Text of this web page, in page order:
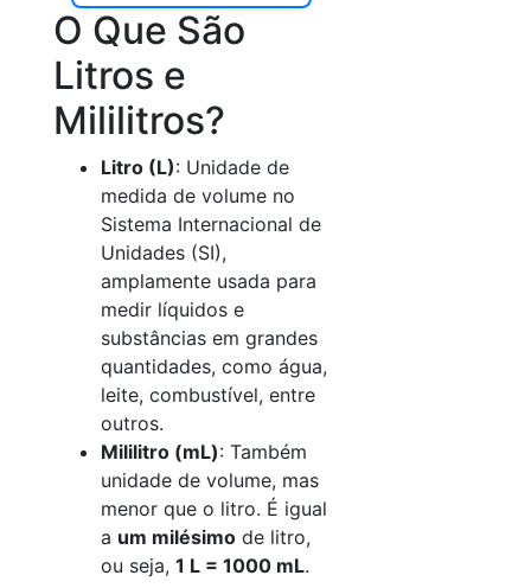
O Que São
Litros e
Mililitros?
Litro (L): Unidade de
medida de volume no
Sistema Internacional de
Unidades (SI),
amplamente usada para
medir líquidos e
substâncias em grandes
quantidades, como água,
leite, combustível, entre
outros.
Mililitro (mL): Também
unidade de volume, mas
menor que o litro. É igual
a um milésimo de litro,
ou seja, 1 L = 1000 mL.